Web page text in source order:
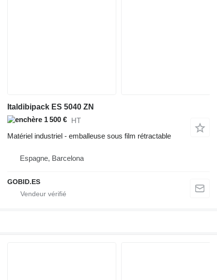
Italdibipack ES 5040 ZN
1 500 € HT
Matériel industriel - emballeuse sous film rétractable
Espagne, Barcelona
GOBID.ES